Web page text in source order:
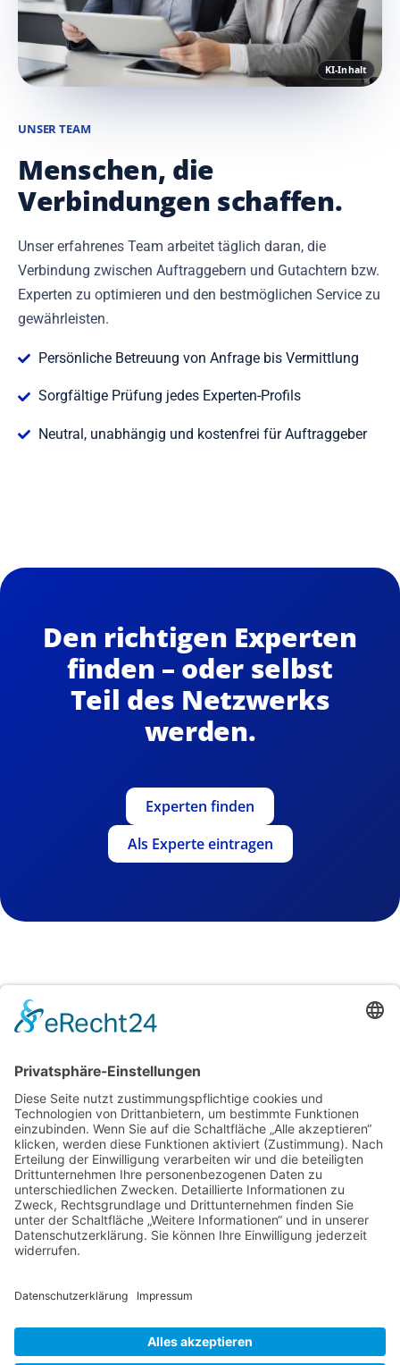
KI-Inhalt
UNSER TEAM
Menschen, die
Verbindungen schaffen.
Unser erfahrenes Team arbeitet täglich daran, die
Verbindung zwischen Auftraggebern und Gutachtern bzw.
Experten zu optimieren und den bestmöglichen Service zu
gewährleisten.
Persönliche Betreuung von Anfrage bis Vermittlung
Sorgfältige Prüfung jedes Experten-Profils
Neutral, unabhängig und kostenfrei für Auftraggeber
Den richtigen Experten
finden – oder selbst
Teil des Netzwerks
werden.
Experten finden
Als Experte eintragen
Startseite
Experten finden
Auftragsbörse
Experte werden
Kfz, Maschinen & Verkehr
Bauen, Wohnen & Immobilien
Brandursachen & Forensik
Antik, Kunst & Luxus
IT, EDV & Elektronik
Schadstoffe & Umwelt
Recht & Finanzen
KONTAKT
kontakt@svg-nrw.de
RECHTLICHES
Impressum
AGB